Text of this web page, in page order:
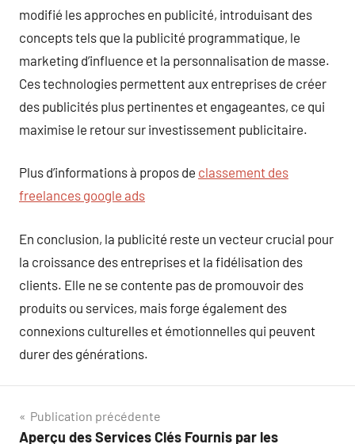
modifié les approches en publicité, introduisant des
concepts tels que la publicité programmatique, le
marketing d’influence et la personnalisation de masse.
Ces technologies permettent aux entreprises de créer
des publicités plus pertinentes et engageantes, ce qui
maximise le retour sur investissement publicitaire.
Plus d’informations à propos de classement des
freelances google ads
En conclusion, la publicité reste un vecteur crucial pour
la croissance des entreprises et la fidélisation des
clients. Elle ne se contente pas de promouvoir des
produits ou services, mais forge également des
connexions culturelles et émotionnelles qui peuvent
durer des générations.
Navigation
Publication précédente
Aperçu des Services Clés Fournis par les